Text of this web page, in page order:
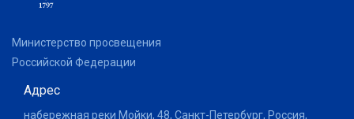
Министерство просвещения
Российской Федерации
Адрес
набережная реки Мойки, 48, Санкт-Петербург, Россия,